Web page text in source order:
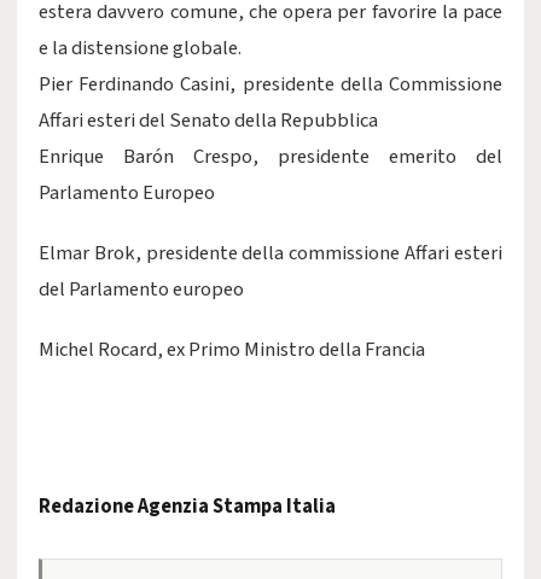
estera davvero comune, che opera per favorire la pace
e la distensione globale.
Pier Ferdinando Casini, presidente della Commissione
Affari esteri del Senato della Repubblica
Enrique Barón Crespo, presidente emerito del
Parlamento Europeo
Elmar Brok, presidente della commissione Affari esteri
del Parlamento europeo
Michel Rocard, ex Primo Ministro della Francia
Redazione Agenzia Stampa Italia